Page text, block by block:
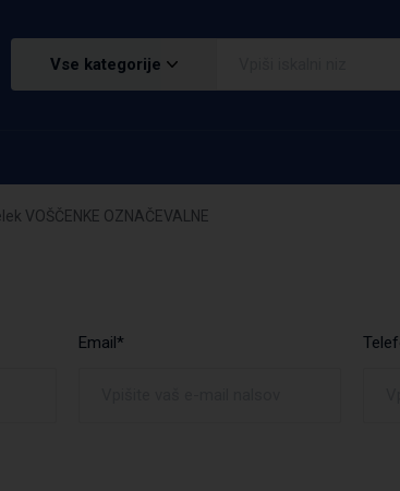
Vse kategorije
VOŠČENKE OZNAČEVALNE
Email*